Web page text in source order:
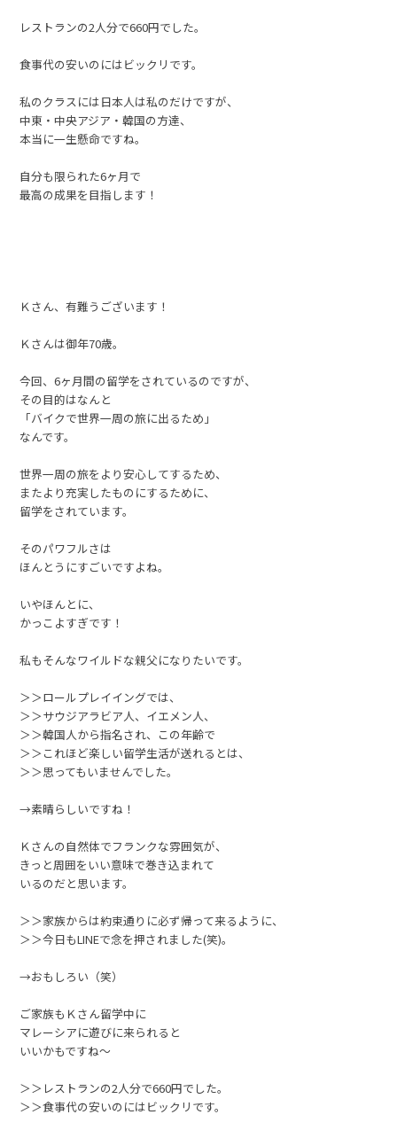
レストランの2人分で660円でした。
食事代の安いのにはビックリです。
私のクラスには日本人は私のだけですが、
中東・中央アジア・韓国の方達、
本当に一生懸命ですね。
自分も限られた6ヶ月で
最高の成果を目指します！
Ｋさん、有難うございます！
Ｋさんは御年70歳。
今回、6ヶ月間の留学をされているのですが、
その目的はなんと
「バイクで世界一周の旅に出るため」
なんです。
世界一周の旅をより安心してするため、
またより充実したものにするために、
留学をされています。
そのパワフルさは
ほんとうにすごいですよね。
いやほんとに、
かっこよすぎです！
私もそんなワイルドな親父になりたいです。
＞＞ロールプレイイングでは、
＞＞サウジアラビア人、イエメン人、
＞＞韓国人から指名され、この年齢で
＞＞これほど楽しい留学生活が送れるとは、
＞＞思ってもいませんでした。
→素晴らしいですね！
Ｋさんの自然体でフランクな雰囲気が、
きっと周囲をいい意味で巻き込まれて
いるのだと思います。
＞＞家族からは約束通りに必ず帰って来るように、
＞＞今日もLINEで念を押されました(笑)。
→おもしろい（笑）
ご家族もＫさん留学中に
マレーシアに遊びに来られると
いいかもですね～
＞＞レストランの2人分で660円でした。
＞＞食事代の安いのにはビックリです。